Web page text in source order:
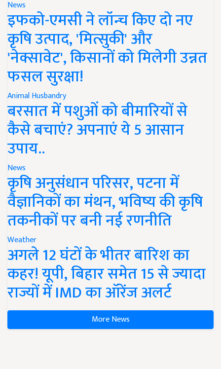
News
इफको-एमसी ने लॉन्च किए दो नए
कृषि उत्पाद, 'मित्सुकी' और
'नेक्सावेट', किसानों को मिलेगी उन्नत
फसल सुरक्षा!
Animal Husbandry
बरसात में पशुओं को बीमारियों से
कैसे बचाएं? अपनाएं ये 5 आसान
उपाय..
News
कृषि अनुसंधान परिसर, पटना में
वैज्ञानिकों का मंथन, भविष्य की कृषि
तकनीकों पर बनी नई रणनीति
Weather
अगले 12 घंटों के भीतर बारिश का
कहर! यूपी, बिहार समेत 15 से ज्यादा
राज्यों में IMD का ऑरेंज अलर्ट
More News